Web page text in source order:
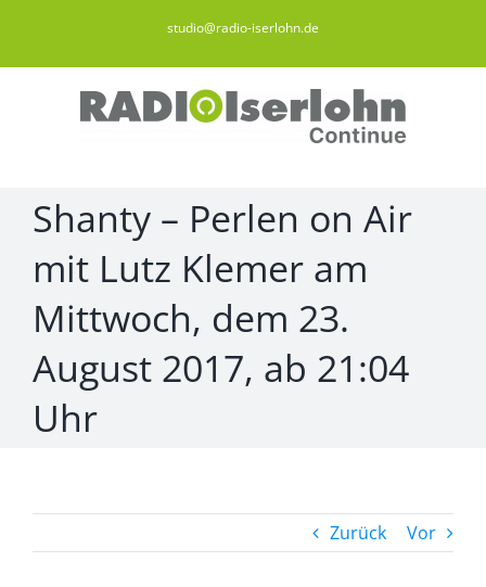
springen
studio@radio-iserlohn.de
Shanty – Perlen on Air
mit Lutz Klemer am
Mittwoch, dem 23.
August 2017, ab 21:04
Uhr
Zurück Vor